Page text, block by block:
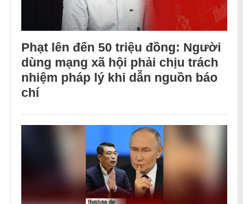
Phạt lên đến 50 triệu đồng: Người
dùng mạng xã hội phải chịu trách
nhiệm pháp lý khi dẫn nguồn báo
chí